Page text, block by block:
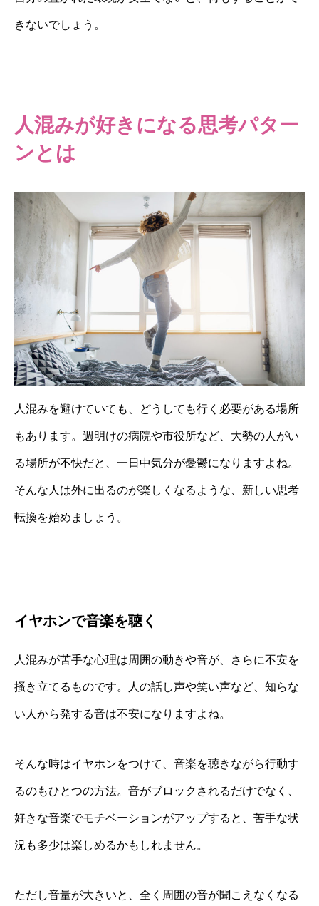
きないでしょう。
人混みが好きになる思考パター
ンとは
人混みを避けていても、どうしても行く必要がある場所
もあります。週明けの病院や市役所など、大勢の人がい
る場所が不快だと、一日中気分が憂鬱になりますよね。
そんな人は外に出るのが楽しくなるような、新しい思考
転換を始めましょう。
イヤホンで音楽を聴く
人混みが苦手な心理は周囲の動きや音が、さらに不安を
掻き立てるものです。人の話し声や笑い声など、知らな
い人から発する音は不安になりますよね。
そんな時はイヤホンをつけて、音楽を聴きながら行動す
るのもひとつの方法。音がブロックされるだけでなく、
好きな音楽でモチベーションがアップすると、苦手な状
況も多少は楽しめるかもしれません。
ただし音量が大きいと、全く周囲の音が聞こえなくなる